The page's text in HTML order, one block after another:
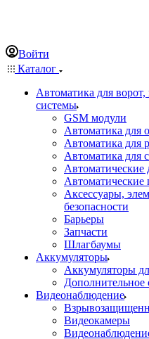
Войти
Каталог
Автоматика для
системы
GSM модули
Автоматика для
Автоматика для
Автоматика для
Автоматические
Автоматические
Аксессуары,
безопасности
Барьеры
Запчасти
Шлагбаумы
Аккумуляторы
Аккумуляторы
Дополнительное
Видеонаблюдение
Видеокамеры